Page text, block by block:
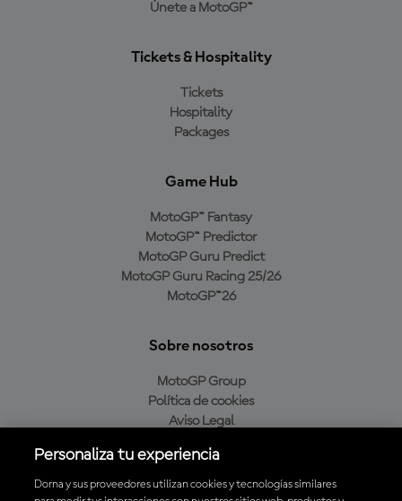
Únete a MotoGP™
Tickets & Hospitality
Tickets
Hospitality
Packages
Game Hub
MotoGP™ Fantasy
MotoGP™ Predictor
MotoGP Guru Predict
MotoGP Guru Racing 25/26
MotoGP™26
Sobre nosotros
MotoGP Group
Política de cookies
Aviso Legal
Política de compra
Personaliza tu experiencia
Dorna y sus proveedores utilizan cookies y tecnologías similares